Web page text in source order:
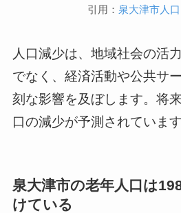
引用： 泉大津市人
人口減少は、地域社会の活
でなく、経済活動や公共サ
刻な影響を及ぼします。将
口の減少が予測されています
泉大津市の老年人口は
けている